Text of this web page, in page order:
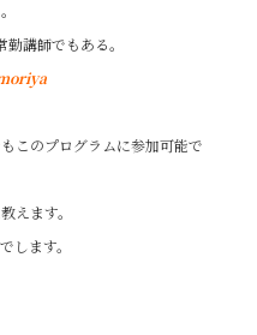
講師でもある。
このプログラムに参加可能で
えます。
します。